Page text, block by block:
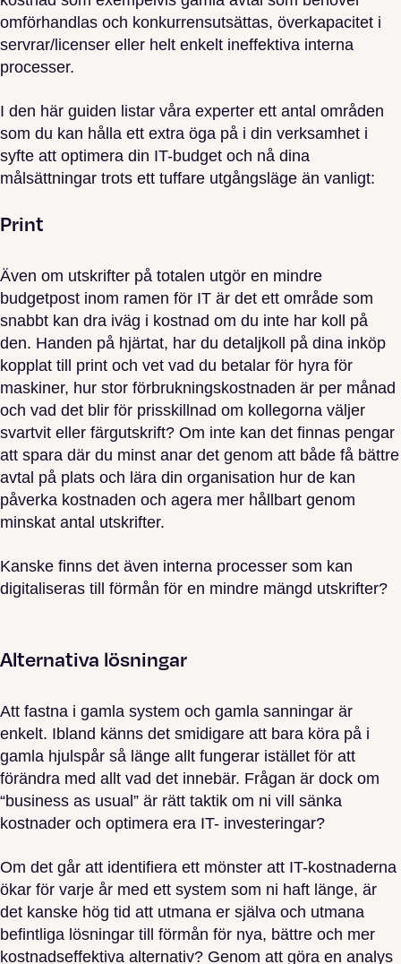
omförhandlas och konkurrensutsättas, överkapacitet i
servrar/licenser eller helt enkelt ineffektiva interna
processer.
I den här guiden listar våra experter ett antal områden
som du kan hålla ett extra öga på i din verksamhet i
syfte att optimera din IT-budget och nå dina
målsättningar trots ett tuffare utgångsläge än vanligt:
Print
Även om utskrifter på totalen utgör en mindre
budgetpost inom ramen för IT är det ett område som
snabbt kan dra iväg i kostnad om du inte har koll på
den. Handen på hjärtat, har du detaljkoll på dina inköp
kopplat till print och vet vad du betalar för hyra för
maskiner, hur stor förbrukningskostnaden är per månad
och vad det blir för prisskillnad om kollegorna väljer
svartvit eller färgutskrift? Om inte kan det finnas pengar
att spara där du minst anar det genom att både få bättre
avtal på plats och lära din organisation hur de kan
påverka kostnaden och agera mer hållbart genom
minskat antal utskrifter.
Kanske finns det även interna processer som kan
digitaliseras till förmån för en mindre mängd utskrifter?
Alternativa lösningar
Att fastna i gamla system och gamla sanningar är
enkelt. Ibland känns det smidigare att bara köra på i
gamla hjulspår så länge allt fungerar istället för att
förändra med allt vad det innebär. Frågan är dock om
“business as usual” är rätt taktik om ni vill sänka
kostnader och optimera era IT- investeringar?
Om det går att identifiera ett mönster att IT-kostnaderna
ökar för varje år med ett system som ni haft länge, är
det kanske hög tid att utmana er själva och utmana
befintliga lösningar till förmån för nya, bättre och mer
kostnadseffektiva alternativ? Genom att göra en analys